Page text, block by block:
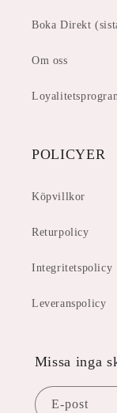
Boka Direkt
Om oss
POLICYER
Köpvillkor
Returpolicy
Integritetspolicy
Leveranspolicy
Missa inga
E-post